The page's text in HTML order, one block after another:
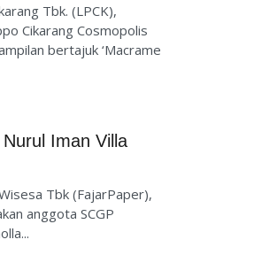
Tbk. (LPCK),
Cikarang Cosmopolis
bertajuk ‘Macrame
Iman Villa
Tbk (FajarPaper),
anggota SCGP